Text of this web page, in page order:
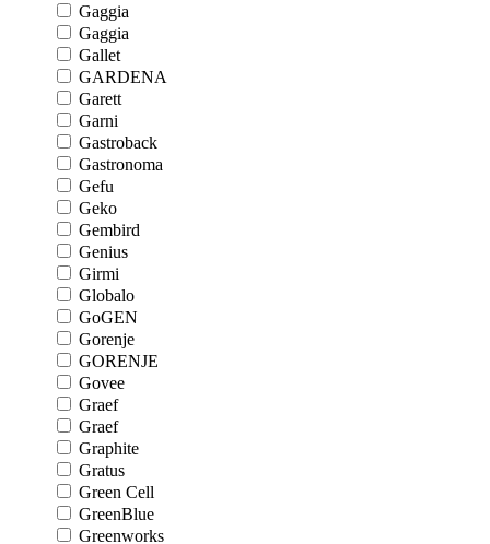
Gaggia
Gaggia
Gallet
GARDENA
Garett
Garni
Gastroback
Gastronoma
Gefu
Geko
Gembird
Genius
Girmi
Globalo
GoGEN
Gorenje
GORENJE
Govee
Graef
Graef
Graphite
Gratus
Green Cell
GreenBlue
Greenworks